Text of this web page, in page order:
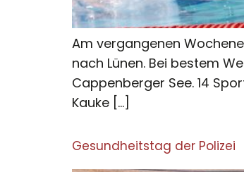
Am vergangenen
nach Lünen. Bei bestem
Cappenberger See. 14
Kauke […]
Gesundheitstag der Polizei